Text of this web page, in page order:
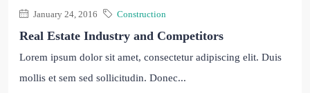
January 24, 2016 Construction
Real Estate Industry and Competitors
Lorem ipsum dolor sit amet, consectetur adipiscing elit. Duis
mollis et sem sed sollicitudin. Donec...